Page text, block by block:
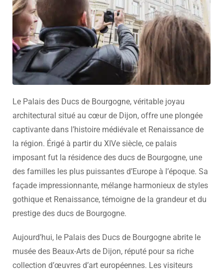
Le Palais des Ducs de Bourgogne, véritable joyau
architectural situé au cœur de Dijon, offre une plongée
captivante dans l’histoire médiévale et Renaissance de
la région. Érigé à partir du XIVe siècle, ce palais
imposant fut la résidence des ducs de Bourgogne, une
des familles les plus puissantes d’Europe à l’époque. Sa
façade impressionnante, mélange harmonieux de styles
gothique et Renaissance, témoigne de la grandeur et du
prestige des ducs de Bourgogne.
Aujourd’hui, le Palais des Ducs de Bourgogne abrite le
musée des Beaux-Arts de Dijon, réputé pour sa riche
collection d’œuvres d’art européennes. Les visiteurs